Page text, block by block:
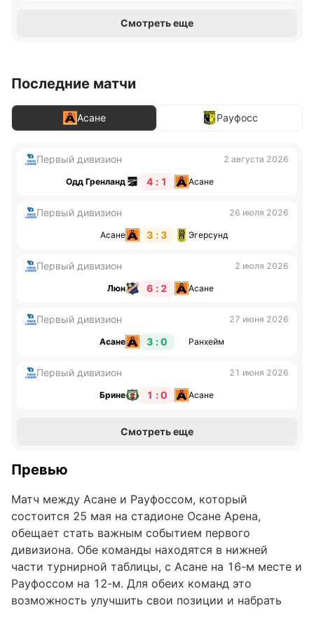
Смотреть еще
Последние матчи
Асане Рауфосс
Первый дивизион 2 августа 2026
Одд Гренланд 4 : 1 Асане
Первый дивизион 26 июля 2026
Асане 3 : 3 Эгерсунд
Первый дивизион 2 июля 2026
Люн 6 : 2 Асане
Первый дивизион 27 июня 2026
Асане 3 : 0 Ранхейм
Первый дивизион 21 июня 2026
Брине 1 : 0 Асане
Смотреть еще
Превью
Матч между Асане и Рауфоссом, который
состоится 25 мая на стадионе Осане Арена,
обещает стать важным событием первого
дивизиона. Обе команды находятся в нижней
части турнирной таблицы, с Асане на 16-м месте и
Рауфоссом на 12-м. Для обеих команд это
возможность улучшить свои позиции и набрать